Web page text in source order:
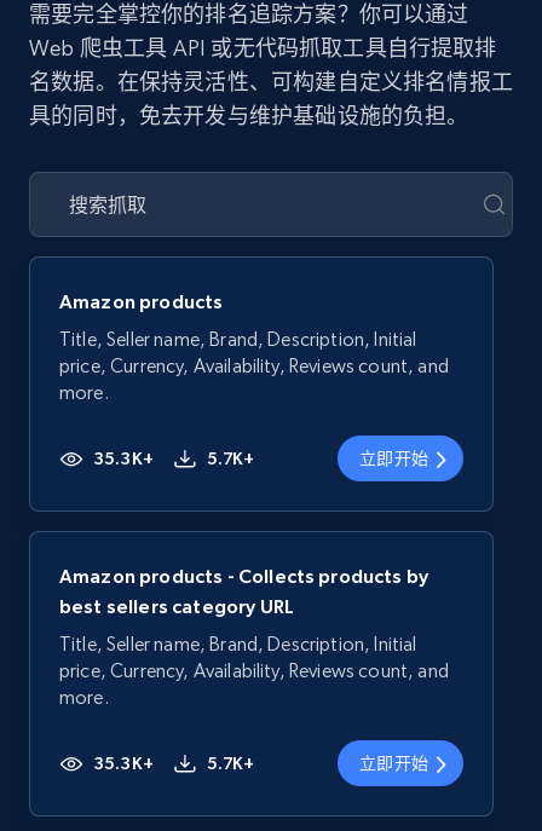
需要完全掌控你的排名追踪方案？你可以通过
Web 爬虫工具 API 或无代码抓取工具自行提取排
名数据。在保持灵活性、可构建自定义排名情报工
具的同时，免去开发与维护基础设施的负担。
Amazon products
Title, Seller name, Brand, Description, Initial
price, Currency, Availability, Reviews count, and
more.
35.3K+ 5.7K+ 立即开始
Amazon products - Collects products by
best sellers category URL
Title, Seller name, Brand, Description, Initial
price, Currency, Availability, Reviews count, and
more.
35.3K+ 5.7K+ 立即开始